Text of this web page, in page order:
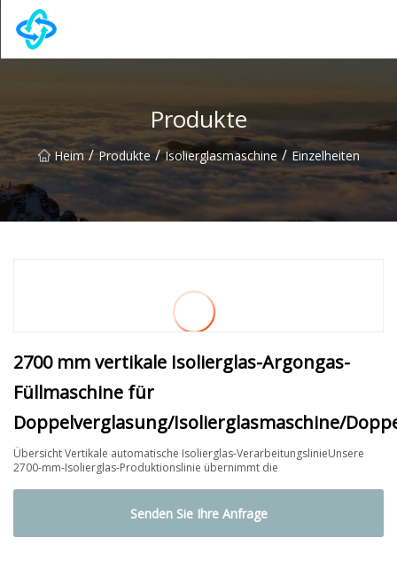
Produkte
Heim / Produkte / Isolierglasmaschine / Einzelheiten
2700 mm vertikale Isolierglas-Argongas-
Füllmaschine für
Doppelverglasung/Isolierglasmaschine/
Übersicht Vertikale automatische Isolierglas-VerarbeitungslinieUnsere
2700-mm-Isolierglas-Produktionslinie übernimmt die
Senden Sie Ihre Anfrage